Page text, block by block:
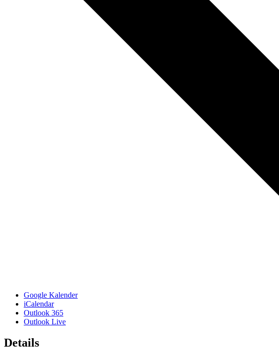
Google Kalender
iCalendar
Outlook 365
Outlook Live
Details